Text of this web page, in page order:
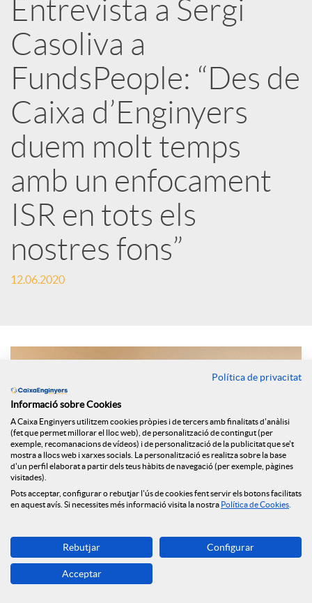
r
x
e
s
S
o
c
l
s
Entrevista a Sergi
Casoliva a
FundsPeople: “Des de
Caixa d’Enginyers
duem molt temps
amb un enfocament
ISR en tots els
nostres fons”
12.06.2020
Els principals selectors d’Espanya han assenyalat per al mitjà
digital FundsPeople quines variacions ha portat aquesta crisi
Política de privacitat
Informació sobre Cookies
A Caixa Enginyers utilitzem cookies pròpies i de tercers amb finalitats d'anàlisi
(fet que permet millorar el lloc web), de personalització de contingut (per
exemple, recomanacions de vídeos) i de personalització de la publicitat que se't
mostra a llocs web i xarxes socials. La personalització es realitza sobre la base
d'un perfil elaborat a partir dels teus hàbits de navegació (per exemple, pàgines
visitades).
Pots acceptar, configurar o rebutjar l'ús de cookies fent servir els botons facilitats
en aquest avís. Si necessites més informació visita la nostra Política de Cookies
Rebutjar Configurar
Acceptar